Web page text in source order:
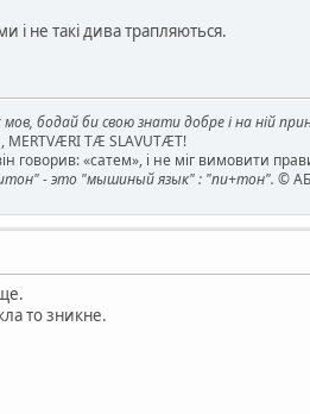
і не такі дива трапляються.
бодай би свою знати добре і на ній
MERTVÆRI TÆ SLAVUTÆT!
говорив: «сатем», і не міг вимовити
- это "мышиный язык" : "пи+тон". ©
то зникне.